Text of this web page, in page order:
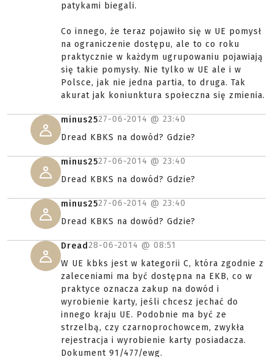
patykami biegali.
Co innego, że teraz pojawiło się w UE pomysł
na ograniczenie dostępu, ale to co roku
praktycznie w każdym ugrupowaniu pojawiają
się takie pomysły. Nie tylko w UE ale i w
Polsce, jak nie jedna partia, to druga. Tak
akurat jak koniunktura społeczna się zmienia.
minus2527-06-2014 @ 23:40
Dread KBKS na dowód? Gdzie?
minus2527-06-2014 @ 23:40
Dread KBKS na dowód? Gdzie?
minus2527-06-2014 @ 23:40
Dread KBKS na dowód? Gdzie?
Dread28-06-2014 @ 08:51
W UE kbks jest w kategorii C, która zgodnie z
zaleceniami ma być dostępna na EKB, co w
praktyce oznacza zakup na dowód i
wyrobienie karty, jeśli chcesz jechać do
innego kraju UE. Podobnie ma być ze
strzelbą, czy czarnoprochowcem, zwykła
rejestracja i wyrobienie karty posiadacza.
Dokument 91/477/ewg.